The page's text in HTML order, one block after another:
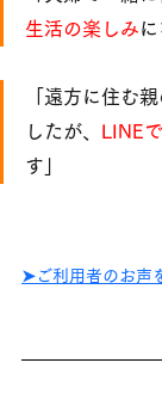
生活の楽しみ
「遠方に住む
したが、 LINE
す」
➤ご利用者のお声